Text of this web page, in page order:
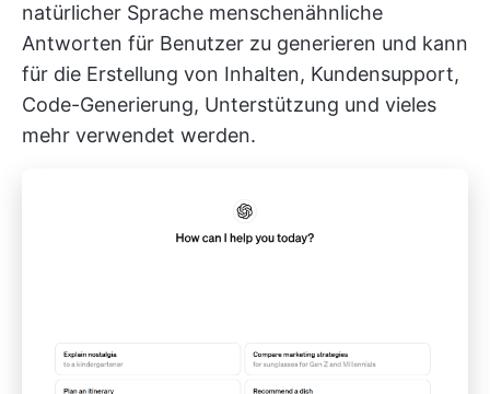
natürlicher Sprache menschenähnliche
Antworten für Benutzer zu generieren und kann
für die Erstellung von Inhalten, Kundensupport,
Code-Generierung, Unterstützung und vieles
mehr verwendet werden.